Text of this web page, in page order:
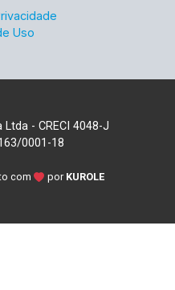
Uso
- CRECI 4048-J
0001-18
com por KUROLE